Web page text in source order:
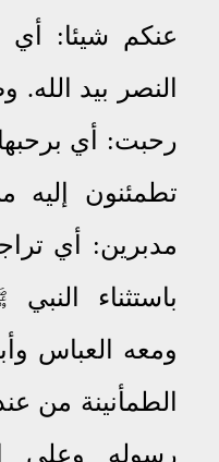
عنكم شيئا: أي
النصر بيد
رحبت: أي
تطمئنون إليه
مدبرين: أي
باستثناء
ومعه العباس
الطمأنينة من
رسوله وعلى